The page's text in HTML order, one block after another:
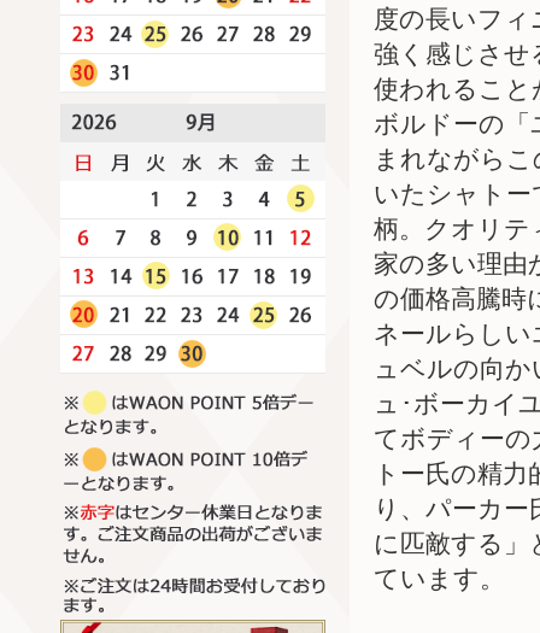
度の長いフ
強く感じさせ
使われること
ボルドーの「
まれながら
いたシャトー
柄。クオリテ
家の多い理由
の価格高騰時
ネールらし
ュベルの向
ュ･ボーカイ
てボディーの
トー氏の精
り、パーカ
に匹敵する
ています。